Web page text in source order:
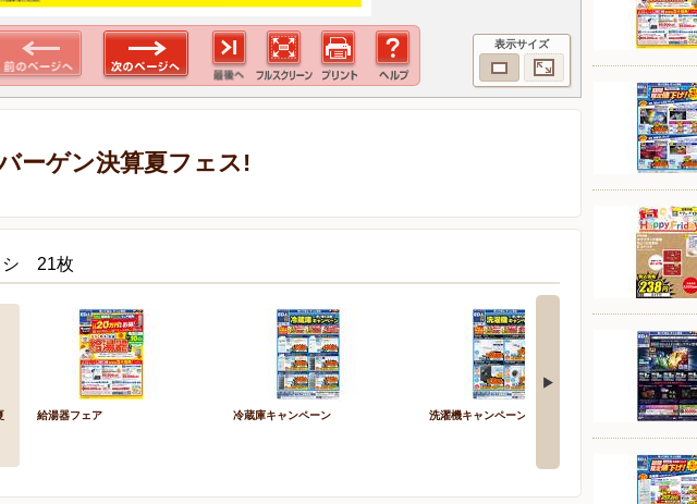
表示サイズ
ーゲン決算夏フェス!
シ 21枚
給湯器フェア 冷蔵庫キャンペーン 洗濯機キャンペーン Happy Friday